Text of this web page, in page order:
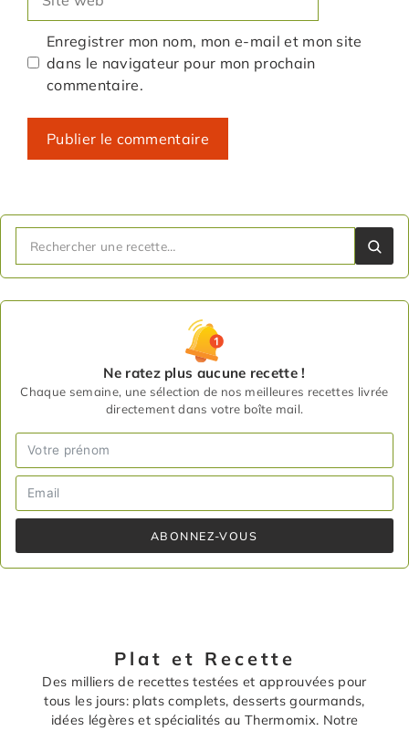
web
Enregistrer mon nom, mon e-mail et mon site
dans le navigateur pour mon prochain
commentaire.
Ne ratez plus aucune recette !
Chaque semaine, une sélection de nos meilleures recettes livrée
directement dans votre boîte mail.
ABONNEZ-VOUS
Plat et Recette
Des milliers de recettes testées et approuvées pour
tous les jours: plats complets, desserts gourmands,
idées légères et spécialités au Thermomix. Notre